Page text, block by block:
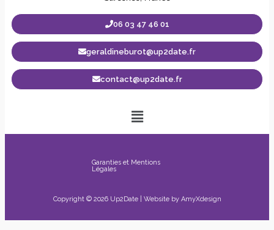
06 03 47 46 01
geraldineburot@up2date.fr
contact@up2date.fr
Garanties et Mentions
Légales
Copyright © 2026 Up2Date | Website by AmyXdesign